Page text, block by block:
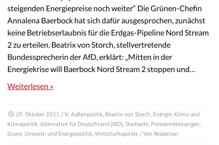
steigenden Energiepreise noch weiter“ Die Grünen-Chefin
Annalena Baerbock hat sich dafür ausgesprochen, zunächst
keine Betriebserlaubnis für die Erdgas-Pipeline Nord Stream
2 zu erteilen. Beatrix von Storch, stellvertretende
Bundessprecherin der AfD, erklärt: „Mitten in der
Energiekrise will Baerbock Nord Stream 2 stoppen und…
Weiterlesen »
20. Oktober 2021 / In Außenpolitik, Beatrix von Storch, Energie, Klima und
Klimapolitik, Alternative für Deutschland (AfD), Startseite, Pressemitteilungen,
Grüne, Umwelt- und Energiepolitik, Wirtschaftspolitik / Von Redaktion